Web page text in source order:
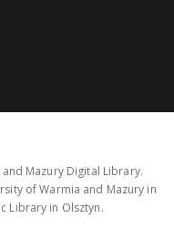
Mazury Digital Library.
of Warmia and Mazury in
Library in Olsztyn.